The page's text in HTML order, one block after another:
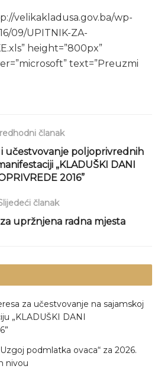
velikakladusa.gov.ba/wp-
09/UPITNIK-ZA-
height=”800px”
text=”Preuzmi
članak
učestvovanje poljoprivrednih
„KLADUŠKI DANI
2016”
članak
upržnjena radna mjesta
za učestvovanje na sajamskoj
„KLADUŠKI DANI
podmlatka ovaca“ za 2026.
nivou